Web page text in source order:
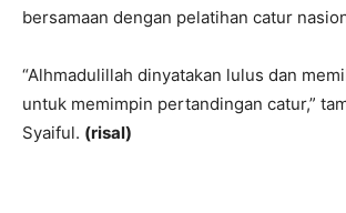
bersamaan dengan pelatihan catur
“Alhmadulillah dinyatakan lulus dan
untuk memimpin pertandingan catur,”
Syaiful. (risal)